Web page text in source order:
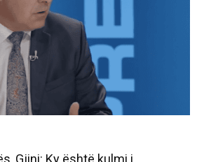
Gjini: Ky është kulmi i